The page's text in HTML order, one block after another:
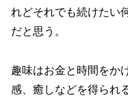
れどそれでも続けたい
だと思う。
趣味はお金と時間をか
感、癒しなどを得られ